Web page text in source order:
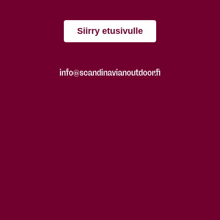
Siirry etusivulle
info@scandinavianoutdoor.fi